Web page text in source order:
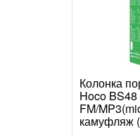
Колонка
Hoco
FM/
камуфляж